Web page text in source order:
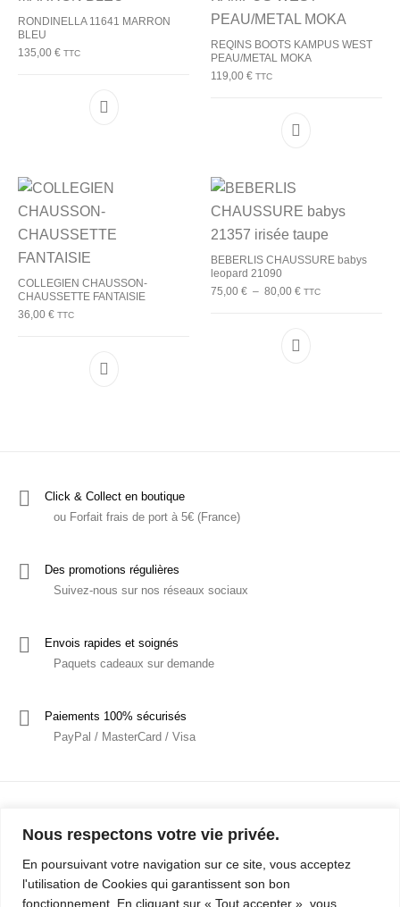
Nous respectons votre vie privée.
En poursuivant votre navigation sur ce site, vous acceptez
l'utilisation de Cookies qui garantissent son bon
fonctionnement. En cliquant sur « Tout accepter », vous
RONDINELLA 11641 MARRON
BLEU
135,00€ TTC
Ce produit a plusieurs variations. Les options
REQINS BOOTS KAMPUS WEST
PEAU/METAL MOKA
119,00 € TTC
Ce produit a
COLLEGIEN CHAUSSON-
CHAUSSETTE FANTAISIE
36,00€ TTC
Ce produit a plusieurs variations. Les options
BEBERLIS CHAUSSURE babys
leopard 21090
75,00 € – 80,00 €Plage de prix :
TTC
Ce produit a
Click & Collect en boutique
ou Forfait frais de port à 5€ (France)
Des promotions régulières
Suivez-nous sur nos réseaux sociaux
Envois rapides et soignés
Paquets cadeaux sur demande
Paiements 100% sécurisés
PayPal / MasterCard / Visa
Mentions Légales Politique de confidentialité / RGPD